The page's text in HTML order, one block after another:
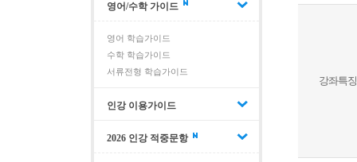
영어/수학 가이드
영어 학습가이드
수학 학습가이드
서류전형 학습가이드
인강 이용가이드
2026 인강 적중문항
강좌특징